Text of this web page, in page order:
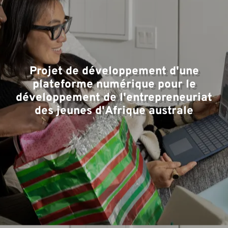
Projet de développement d'une
plateforme numérique pour le
développement de l'entrepreneuriat
des jeunes d'Afrique australe